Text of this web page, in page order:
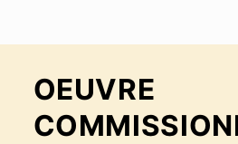
OEUVRE